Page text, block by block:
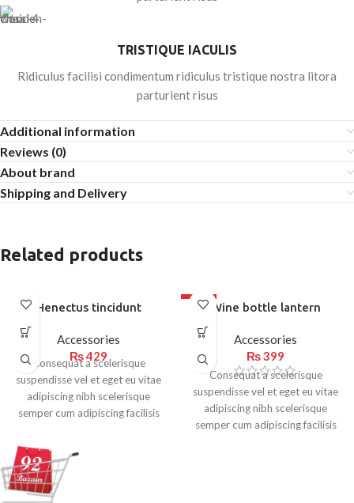
TRISTIQUE IACULIS
Ridiculus facilisi condimentum ridiculus tristique nostra litora
parturient risus
Additional information
Reviews (0)
About brand
Shipping and Delivery
Related products
Henectus tincidunt
Accessories
₨429
Consequat a scelerisque
suspendisse vel et eget eu vitae
adipiscing nibh scelerisque
semper cum adipiscing facilisis
vestibulum. Aliquet mus a aptent
ullam corper metus accumsan.
Habitasse a purus nec ipsum a
urna ac ullamcorper varius metus
HOT Wine bottle lantern
Accessories
₨399
Consequat a scelerisque
suspendisse vel et eget eu vitae
adipiscing nibh scelerisque
semper cum adipiscing facilisis